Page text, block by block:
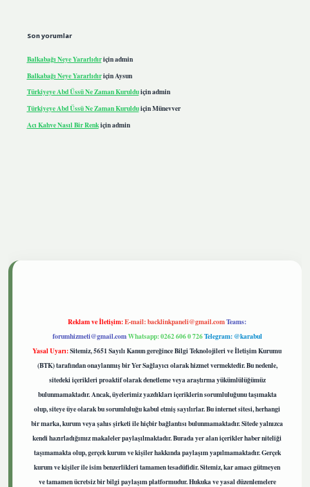
Son yorumlar
Balkabağı Neye Yararlıdıriçinadmin
Balkabağı Neye Yararlıdıriçin Aysun
Türkiyeye Abd Üssü Ne Zaman Kurulduiçinadmin
Türkiyeye Abd Üssü Ne Zaman KurulduiçinMünevver
Acı Kahve Nasıl Bir Renkiçinadmin
Reklam ve İletişim:E-mail:backlinkpaneli@gmail.comTeams:
forumhizmeti@gmail.comWhatsapp: 0262 606 0 726Telegram: @karabul
Yasal Uyarı:Sitemiz, 5651 Sayılı Kanun gereğince Bilgi Teknolojileri ve İletişim Kurumu
(BTK) tarafından onaylanmış bir Yer Sağlayıcı olarak hizmet vermektedir. Bu nedenle,
sitedeki içerikleri proaktif olarak denetleme veya araştırma yükümlülüğümüz
bulunmamaktadır. Ancak, üyelerimiz yazdıkları içeriklerin sorumluluğunu taşımakta
olup, siteye üye olarak bu sorumluluğu kabul etmiş sayılırlar. Bu internet sitesi, herhangi
bir marka, kurum veya şahıs şirketi ile hiçbir bağlantısı bulunmamaktadır. Sitede yalnızca
kendi hazırladığımız makaleler paylaşılmaktadır. Burada yer alan içerikler haber niteliği
taşımamakta olup, gerçek kurum ve kişiler hakkında paylaşım yapılmamaktadır. Gerçek
kurum ve kişiler ile isim benzerlikleri tamamen tesadüfidir. Sitemiz, kar amacı gütmeyen
ve tamamen ücretsiz bir bilgi paylaşım platformudur. Hukuka ve yasal düzenlemelere